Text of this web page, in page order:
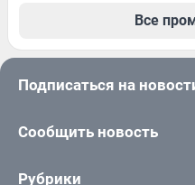
Все
Подписаться на
Сообщить новость
Рубрики